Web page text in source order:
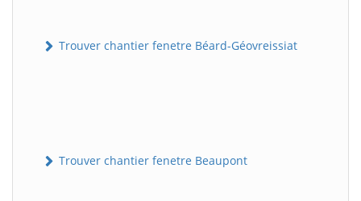
Trouver chantier fenetre Béard-Géovreissiat
Trouver chantier fenetre Beaupont